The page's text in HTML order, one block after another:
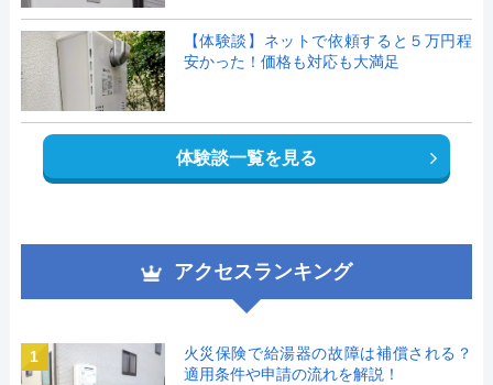
【体験談】ネットで依頼すると５万円程
安かった！価格も対応も大満足
体験談一覧を見る
アクセスランキング
1
火災保険で給湯器の故障は補償される？
適用条件や申請の流れを解説！